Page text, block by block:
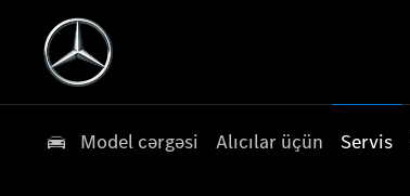
Model cərgəsi Alıcılar üçün Servis